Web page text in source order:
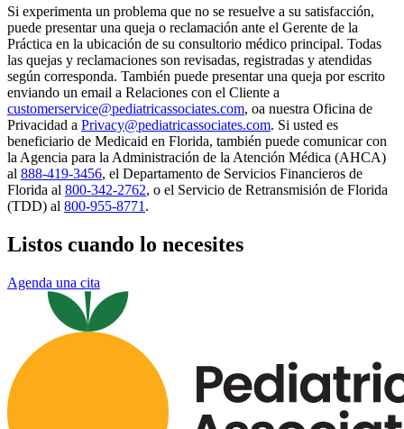
Si experimenta un problema que no se resuelve a su satisfacción,
puede presentar una queja o reclamación ante el Gerente de la
Práctica en la ubicación de su consultorio médico principal. Todas
las quejas y reclamaciones son revisadas, registradas y atendidas
según corresponda. También puede presentar una queja por escrito
enviando un email a Relaciones con el Cliente a
customerservice@pediatricassociates.com, oa nuestra Oficina de
Privacidad a Privacy@pediatricassociates.com. Si usted es
beneficiario de Medicaid en Florida, también puede comunicar con
la Agencia para la Administración de la Atención Médica (AHCA)
al 888-419-3456, el Departamento de Servicios Financieros de
Florida al 800-342-2762, o el Servicio de Retransmisión de Florida
(TDD) al 800-955-8771 .
Listos cuando lo necesites
Agenda una cita